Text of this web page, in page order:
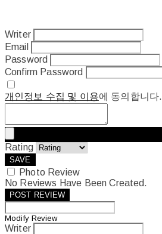
Writer
Email
Password
Confirm Password
개인정보 수집 및 이용에 동의합니다.
Rating
SAVE
Photo Review
No Reviews Have Been Created.
POST REVIEW
Modify Review
Writer